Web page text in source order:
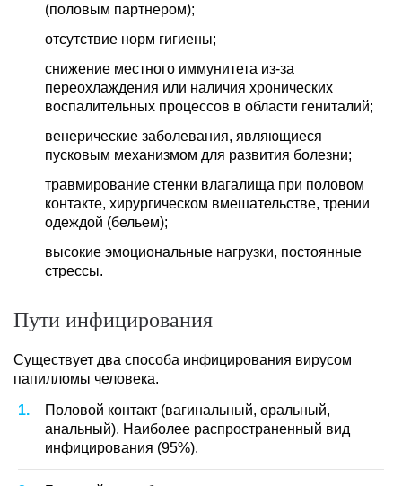
(половым партнером);
отсутствие норм гигиены;
снижение местного иммунитета из-за
переохлаждения или наличия хронических
воспалительных процессов в области гениталий;
венерические заболевания, являющиеся
пусковым механизмом для развития болезни;
травмирование стенки влагалища при половом
контакте, хирургическом вмешательстве, трении
одеждой (бельем);
высокие эмоциональные нагрузки, постоянные
стрессы.
Пути инфицирования
Существует два способа инфицирования вирусом
папилломы человека.
Половой контакт (вагинальный, оральный,
анальный). Наиболее распространенный вид
инфицирования (95%).